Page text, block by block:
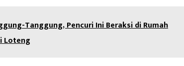
Tanggung, Pencuri Ini Beraksi di Rumah
Loteng